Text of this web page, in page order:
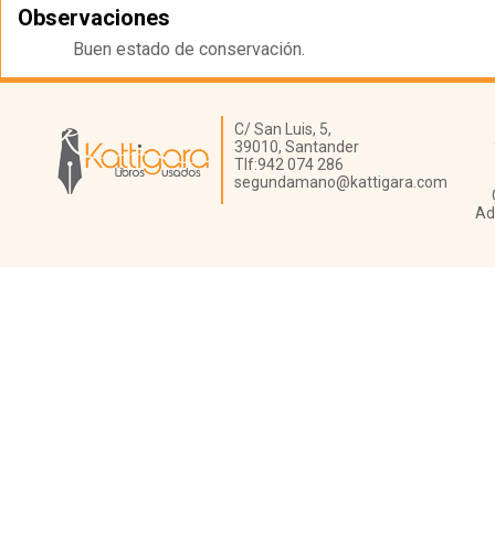
Observaciones
Buen estado de conservación.
Librería Kattigara
C/ San Luis, 5,
39010, Santander
Tlf:942 074 286
segundamano@kattigara.com